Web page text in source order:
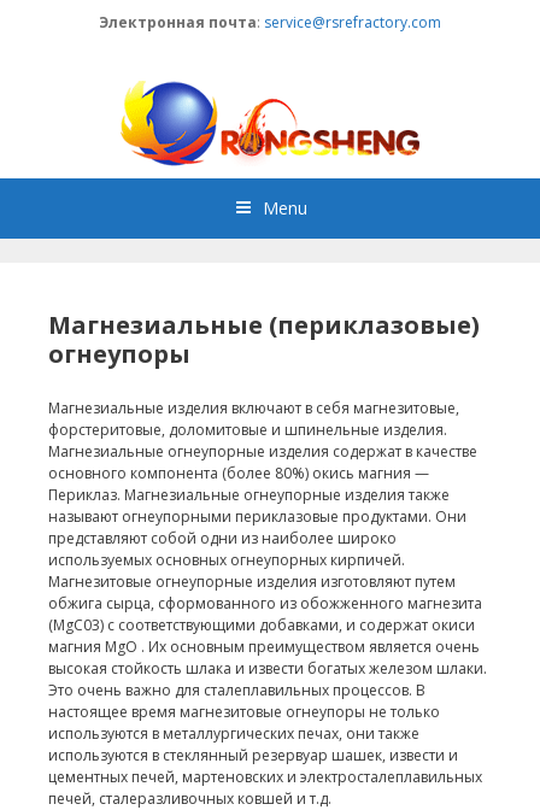
Электронная почта: service@rsrefractory.com
Menu
Магнезиальные (периклазовые)
огнеупоры
Магнезиальные изделия включают в себя магнезитовые,
форстеритовые, доломитовые и шпинельные изделия.
Магнезиальные огнеупорные изделия содержат в качестве
основного компонента (более 80%) окись магния —
Периклаз. Магнезиальные огнеупорные изделия также
называют огнеупорными периклазовые продуктами. Они
представляют собой одни из наиболее широко
используемых основных огнеупорных кирпичей.
Магнезитовые огнеупорные изделия изготовляют путем
обжига сырца, сформованного из обожженного магнезита
(MgC03) с соответствующими добавками, и содержат окиси
магния MgO . Их основным преимуществом является очень
высокая стойкость шлака и извести богатых железом шлаки.
Это очень важно для сталеплавильных процессов. В
настоящее время магнезитовые огнеупоры не только
используются в металлургических печах, они также
используются в стеклянный резервуар шашек, извести и
цементных печей, мартеновских и электросталеплавильных
печей, сталеразливочных ковшей и т.д.